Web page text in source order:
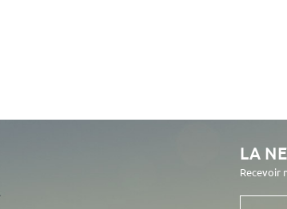
LA
Recevoir
Votre